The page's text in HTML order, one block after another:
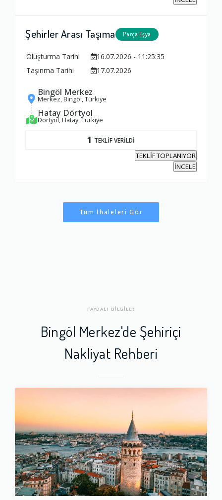
Şehirler Arası Taşıma Parça Eşya
Oluşturma Tarihi
16.07.2026 - 11:25:35
Taşınma Tarihi
17.07.2026
Bingöl Merkez
Merkez, Bingöl, Türkiye
Hatay Dörtyol
Dörtyol, Hatay, Türkiye
1 TEKLİF VERİLDİ
TEKLİF TOPLANIYOR
İNCELE
Tüm İhaleleri Gör
FAYDALI BİLGİLER
Bingöl Merkez'de Şehiriçi
Nakliyat Rehberi